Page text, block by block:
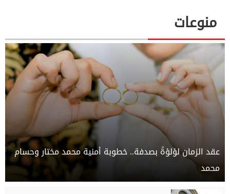
منوعات
عقد الزمان لؤلؤةً بصدفة.. خطوبة أمنية محمد مختار وحسام
محمد